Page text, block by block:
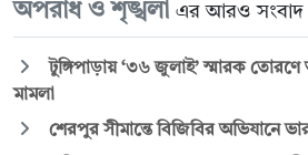
অপরাধ ও শৃঙ্খলা এর আরও সংবাদ
টুঙ্গিপাড়ায় ‘৩৬ জুলাই’ স্মারক
মামলা
শেরপুর সীমান্তে বিজিবির অভিযানে